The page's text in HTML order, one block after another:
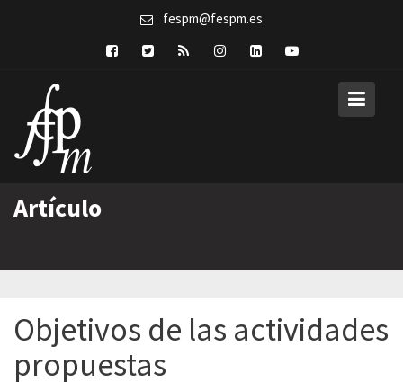
fespm@fespm.es
Artículo
Objetivos de las actividades
propuestas